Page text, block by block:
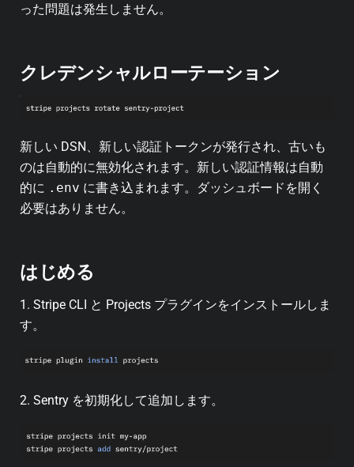
った問題は発生しません。
クレデンシャルローテーション
新しい DSN、新しい認証トークンが発行され、古いも
のは自動的に無効化されます。新しい認証情報は自動
的に .env に書き込まれます。ダッシュボードを開く
必要はありません。
はじめる
1. Stripe CLI と Projects プラグインをインストールしま
す。
2. Sentry を初期化して追加します。